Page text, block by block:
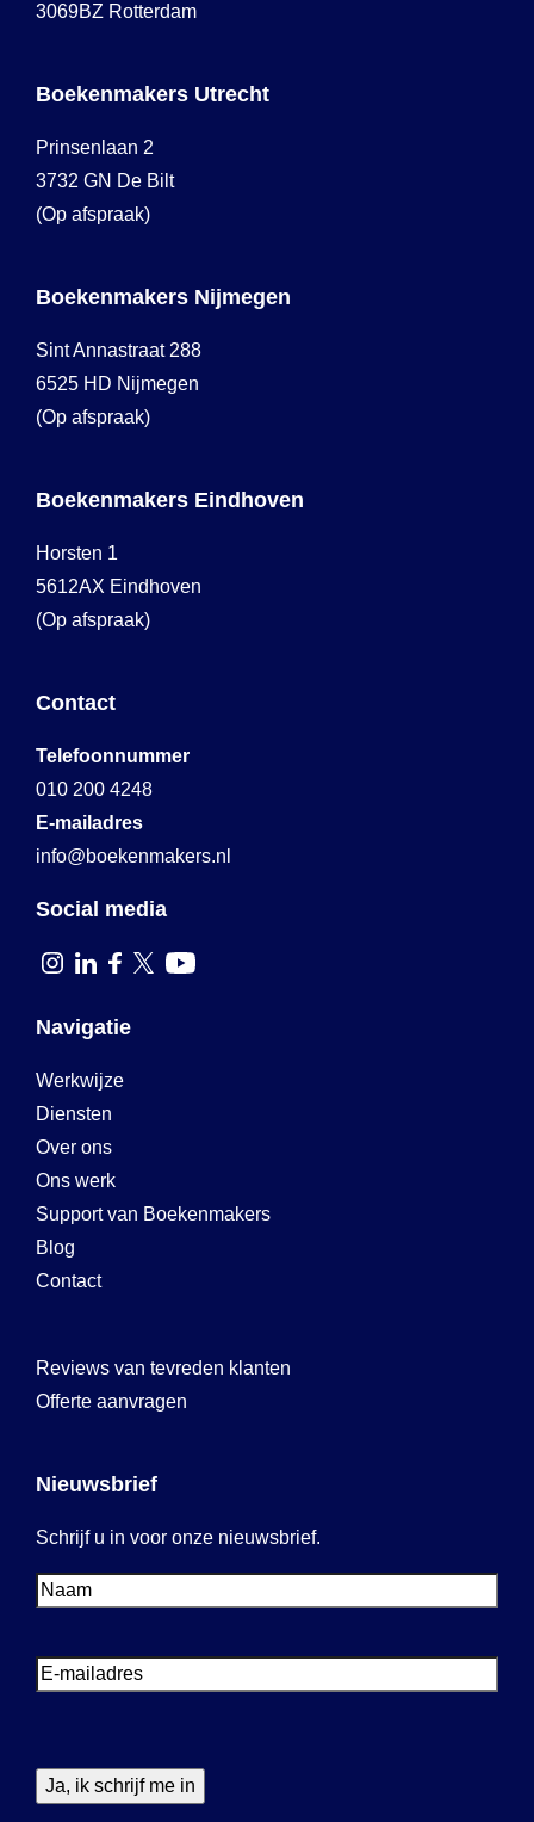
3069BZ Rotterdam
Boekenmakers Utrecht
Prinsenlaan 2
3732 GN De Bilt
(Op afspraak)
Boekenmakers Nijmegen
Sint Annastraat 288
6525 HD Nijmegen
(Op afspraak)
Boekenmakers Eindhoven
Horsten 1
5612AX Eindhoven
(Op afspraak)
Contact
Telefoonnummer
010 200 4248
E-mailadres
info@boekenmakers.nl
Social media
Navigatie
Werkwijze
Diensten
Over ons
Ons werk
Support van Boekenmakers
Blog
Contact
Reviews van tevreden klanten
Offerte aanvragen
Nieuwsbrief
Schrijf u in voor onze nieuwsbrief.
Voornaam
E-
mailadres